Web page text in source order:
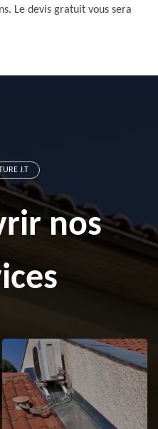
Le devis gratuit vous sera
J.T
nos